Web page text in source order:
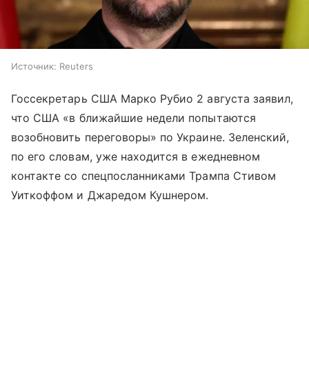
Источник: Reuters
Госсекретарь США Марко Рубио 2 августа заявил,
что США «в ближайшие недели попытаются
возобновить переговоры» по Украине. Зеленский,
по его словам, уже находится в ежедневном
контакте со спецпосланниками Трампа Стивом
Уиткоффом и Джаредом Кушнером.